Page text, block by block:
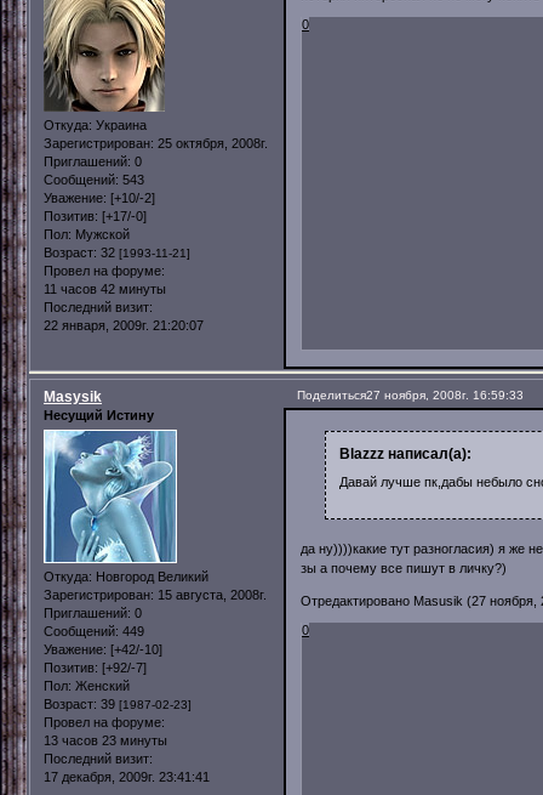
Откуда: Украина
Зарегистрирован: 25 октября, 2008г.
Приглашений: 0
Сообщений: 543
Уважение: [+10/-2]
Позитив: [+17/-0]
Пол: Мужской
Возраст: 32 [1993-11-21]
Провел на форуме:
11 часов 42 минуты
Последний визит:
22 января, 2009г. 21:20:07
0
Поделиться27 ноября, 2008г. 16:59:33
Masysik
Несущий Истину
Откуда: Новгород Великий
Зарегистрирован: 15 августа, 2008г.
Приглашений: 0
Сообщений: 449
Уважение: [+42/-10]
Позитив: [+92/-7]
Пол: Женский
Возраст: 39 [1987-02-23]
Провел на форуме:
13 часов 23 минуты
Последний визит:
17 декабря, 2009г. 23:41:41
Blazzz написал(а):
Давай лучше пк,дабы небыло
да ну))))какие тут разногласия) я же
зы а почему все пишут в личку?)
Отредактировано Masusik (27 ноября,
0